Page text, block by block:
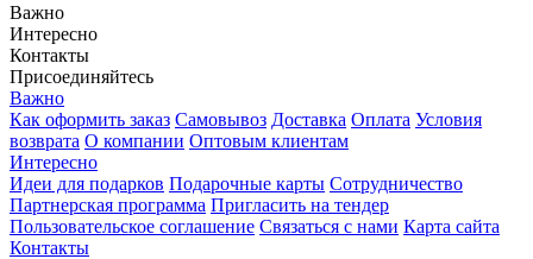
Важно
Интересно
Контакты
Присоединяйтесь
Важно
Как оформить заказ Самовывоз Доставка Оплата Условия
возврата О компании Оптовым клиентам
Интересно
Идеи для подарков Подарочные карты Сотрудничество
Партнерская программа Пригласить на тендер
Пользовательское соглашение Связаться с нами Карта сайта
Контакты